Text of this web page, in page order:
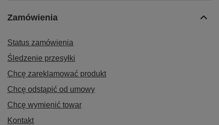
Zamówienia
Status zamówienia
Śledzenie przesyłki
Chcę zareklamować produkt
Chcę odstąpić od umowy
Chcę wymienić towar
Kontakt